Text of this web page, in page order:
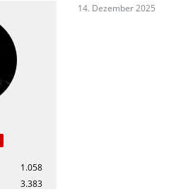
1.058
3.383
14. Dezember 2025